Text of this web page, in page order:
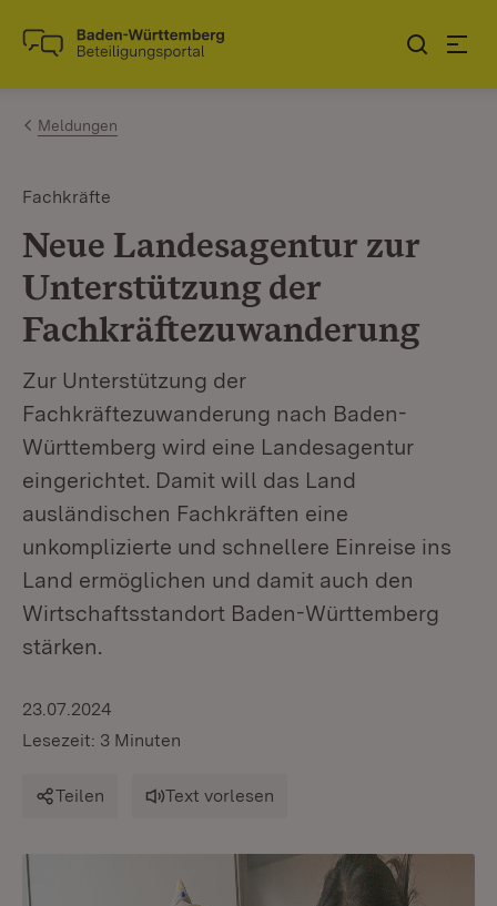
Zum Inhalt springen
Link zur Startseite
Meldungen
Fachkräfte
Neue Landesagentur zur
Unterstützung der
Fachkräftezuwanderung
Zur Unterstützung der
Fachkräftezuwanderung nach Baden-
Württemberg wird eine Landesagentur
eingerichtet. Damit will das Land
ausländischen Fachkräften eine
unkomplizierte und schnellere Einreise ins
Land ermöglichen und damit auch den
Wirtschaftsstandort Baden-Württemberg
stärken.
23.07.2024
Lesezeit: 3 Minuten
Teilen Text vorlesen